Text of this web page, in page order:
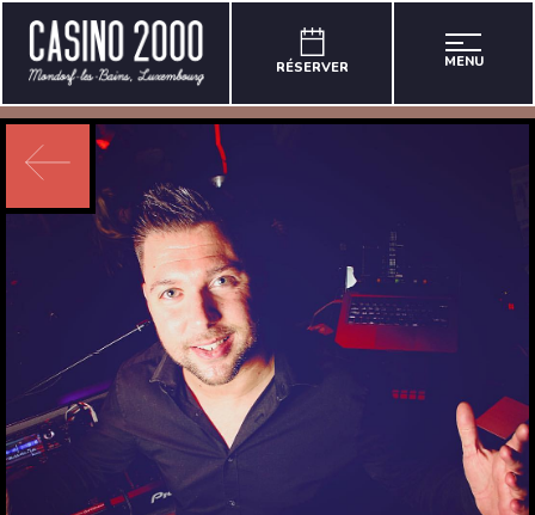
RÉSERVER MENU